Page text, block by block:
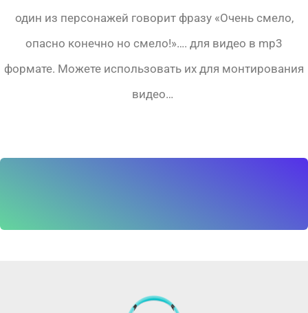
один из персонажей говорит фразу «Очень смело,
опасно конечно но смело!»…. для видео в mp3
формате. Можете использовать их для монтирования
видео…